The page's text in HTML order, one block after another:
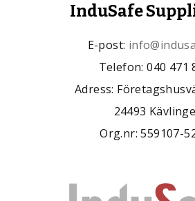
InduSafe
E-post:
Telefon: 040 471
Adress:
24493 Kävlinge
Org.nr: 559107-